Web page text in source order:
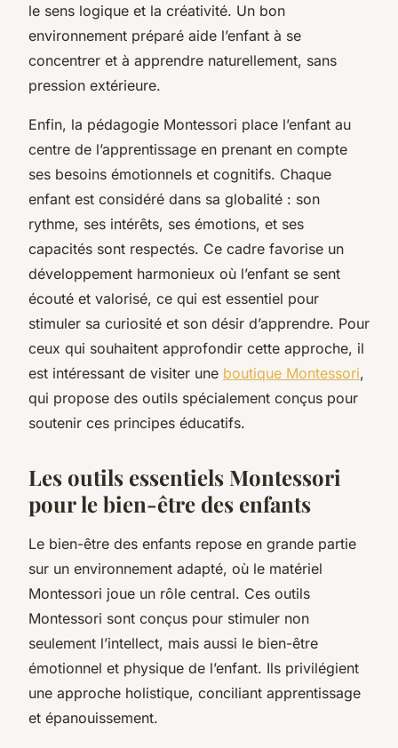
le sens logique et la créativité. Un bon
environnement préparé aide l’enfant à se
concentrer et à apprendre naturellement, sans
pression extérieure.
Enfin, la pédagogie Montessori place l’enfant au
centre de l’apprentissage en prenant en compte
ses besoins émotionnels et cognitifs. Chaque
enfant est considéré dans sa globalité : son
rythme, ses intérêts, ses émotions, et ses
capacités sont respectés. Ce cadre favorise un
développement harmonieux où l’enfant se sent
écouté et valorisé, ce qui est essentiel pour
stimuler sa curiosité et son désir d’apprendre. Pour
ceux qui souhaitent approfondir cette approche, il
est intéressant de visiter une boutique Montessori,
qui propose des outils spécialement conçus pour
soutenir ces principes éducatifs.
Les outils essentiels Montessori
pour le bien-être des enfants
Le bien-être des enfants repose en grande partie
sur un environnement adapté, où le matériel
Montessori joue un rôle central. Ces outils
Montessori sont conçus pour stimuler non
seulement l’intellect, mais aussi le bien-être
émotionnel et physique de l’enfant. Ils privilégient
une approche holistique, conciliant apprentissage
et épanouissement.